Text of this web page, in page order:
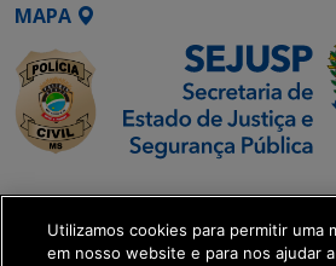
MAPA
SETDIG | Secretaria-
Executiva de
Transformação Digital
Utilizamos cookies para permitir uma
em nosso website e para nos ajudar